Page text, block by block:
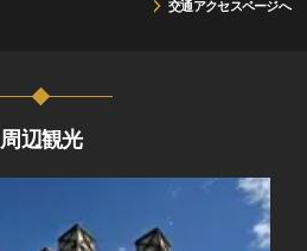
交通アクセスページへ
周辺観光